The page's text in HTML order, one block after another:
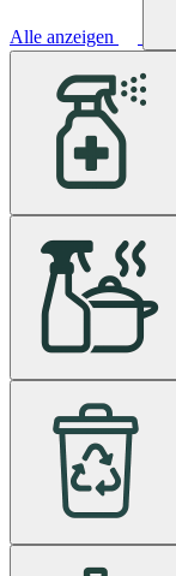
Alle anzeigen